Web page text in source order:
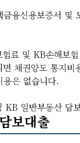
융신용보증서 및
료 및 KB손해보
채권양도 통지
은 없습니다.
KB 일반부동산 담
보대출